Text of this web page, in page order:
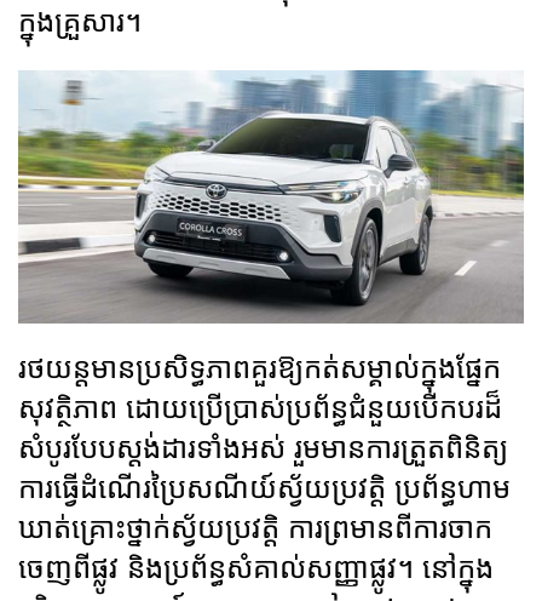
ក្នុងគ្រួសារ។
រថយន្តមានប្រសិទ្ធភាពគួរឱ្យកត់សម្គាល់ក្នុងផ្នែក
សុវត្ថិភាព ដោយប្រើប្រាស់ប្រព័ន្ធជំនួយបើកបរដ៏
សំបូរបែបស្តង់ដារទាំងអស់ រួមមានការត្រួតពិនិត្យ
ការធ្វើដំណើរប្រៃសណីយ៍ស្វ័យប្រវត្តិ ប្រព័ន្ធហាម
ឃាត់គ្រោះថ្នាក់ស្វ័យប្រវត្តិ ការព្រមានពីការចាក
ចេញពីផ្លូវ និងប្រព័ន្ធសំគាល់សញ្ញាផ្លូវ។ នៅក្នុង